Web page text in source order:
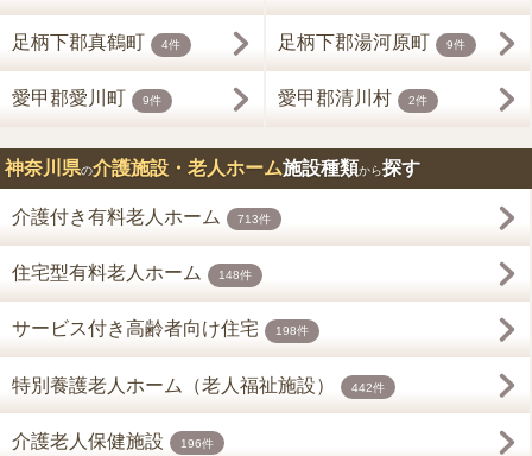
足柄下郡真鶴町 4件 足柄下郡湯河原町 9件
愛甲郡愛川町 9件 愛甲郡清川村 2件
神奈川県の介護施設・老人ホーム施設種類から探す
介護付き有料老人ホーム 713件
住宅型有料老人ホーム 148件
サービス付き高齢者向け住宅 198件
特別養護老人ホーム（老人福祉施設） 442件
介護老人保健施設 196件